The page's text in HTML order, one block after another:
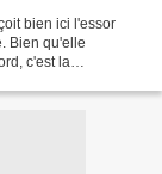
bien ici l'essor
Bien qu'elle
c'est la